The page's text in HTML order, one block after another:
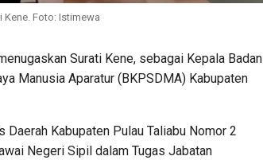
Kene. Foto: Istimewa
Surati Kene, sebagai Kepala Badan
Manusia Aparatur (BKPSDMA) Kabupaten
Kabupaten Pulau Taliabu Nomor 2
Negeri Sipil dalam Tugas Jabatan